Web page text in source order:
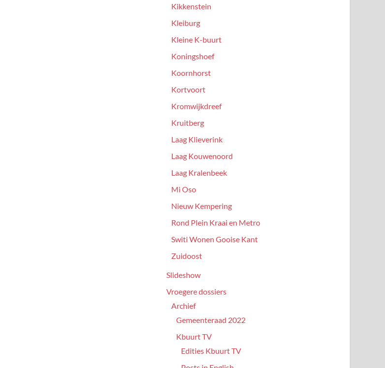
Kikkenstein
Kleiburg
Kleine K-buurt
Koningshoef
Koornhorst
Kortvoort
Kromwijkdreef
Kruitberg
Laag Klieverink
Laag Kouwenoord
Laag Kralenbeek
Mi Oso
Nieuw Kempering
Rond Plein Kraai en Metro
Switi Wonen Gooise Kant
Zuidoost
Slideshow
Vroegere dossiers
Archief
Gemeenteraad 2022
Kbuurt TV
Edities Kbuurt TV